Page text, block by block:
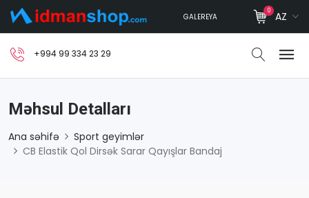
GALEREYA
0 AZ
+994 99 334 23 29
Məhsul Detalları
Ana səhifə
Sport geyimlər
CB Elastik Qol Dirsək Sarar Qayışlar Bandaj